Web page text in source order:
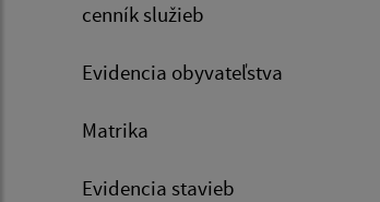
cenník služieb
Evidencia obyvateľstva
Matrika
Evidencia stavieb